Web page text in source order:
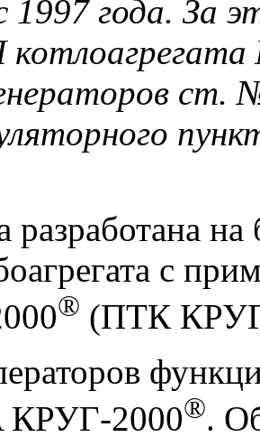
года. За
разработана
с
® (ПТК
КРУГ-2000®.